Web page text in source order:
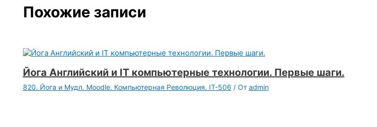
Похожие записи
Йога Английский и IT компьютерные технологии. Первые шаги.
820. Йога и Мудл. Moodle. Компьютерная Революция. IT-506 / От admin